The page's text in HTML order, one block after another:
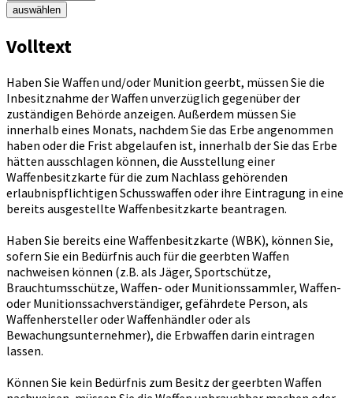
auswählen
Volltext
Haben Sie Waffen und/oder Munition geerbt, müssen Sie die
Inbesitznahme der Waffen unverzüglich gegenüber der
zuständigen Behörde anzeigen. Außerdem müssen Sie
innerhalb eines Monats, nachdem Sie das Erbe angenommen
haben oder die Frist abgelaufen ist, innerhalb der Sie das Erbe
hätten ausschlagen können, die Ausstellung einer
Waffenbesitzkarte für die zum Nachlass gehörenden
erlaubnispflichtigen Schusswaffen oder ihre Eintragung in eine
bereits ausgestellte Waffenbesitzkarte beantragen.
Haben Sie bereits eine Waffenbesitzkarte (WBK), können Sie,
sofern Sie ein Bedürfnis auch für die geerbten Waffen
nachweisen können (z.B. als Jäger, Sportschütze,
Brauchtumsschütze, Waffen- oder Munitionssammler, Waffen-
oder Munitionssachverständiger, gefährdete Person, als
Waffenhersteller oder Waffenhändler oder als
Bewachungsunternehmer), die Erbwaffen darin eintragen
lassen.
Können Sie kein Bedürfnis zum Besitz der geerbten Waffen